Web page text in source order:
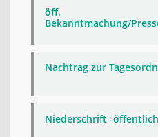
öff.
Bekanntmachung/
Nachtrag zur
Niederschrift -